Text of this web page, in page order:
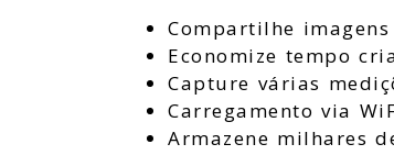
Compartilhe
Economize tempo
Capture várias
Carregamento via
Armazene milhares